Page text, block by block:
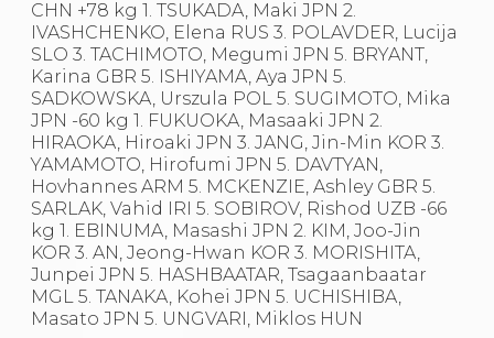
Ju Jitsu
Sumo
Capoeira
Grappling
BJJ
Pancrazio/Pankration
S'istrumpa
News
Calendario Attività
Difesa Personale MGA
La disciplina
News
Merchandising
Mappa del sito
Cerca
CHN +78 kg 1. TSUKADA, Maki JPN 2.
IVASHCHENKO, Elena RUS 3. POLAVDER, Lucija
SLO 3. TACHIMOTO, Megumi JPN 5. BRYANT,
Karina GBR 5. ISHIYAMA, Aya JPN 5.
SADKOWSKA, Urszula POL 5. SUGIMOTO, Mika
JPN -60 kg 1. FUKUOKA, Masaaki JPN 2.
HIRAOKA, Hiroaki JPN 3. JANG, Jin-Min KOR 3.
YAMAMOTO, Hirofumi JPN 5. DAVTYAN,
Hovhannes ARM 5. MCKENZIE, Ashley GBR 5.
SARLAK, Vahid IRI 5. SOBIROV, Rishod UZB -66
kg 1. EBINUMA, Masashi JPN 2. KIM, Joo-Jin
KOR 3. AN, Jeong-Hwan KOR 3. MORISHITA,
Junpei JPN 5. HASHBAATAR, Tsagaanbaatar
MGL 5. TANAKA, Kohei JPN 5. UCHISHIBA,
Masato JPN 5. UNGVARI, Miklos HUN